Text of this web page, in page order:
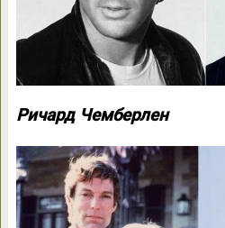
Ричард Чемберлен